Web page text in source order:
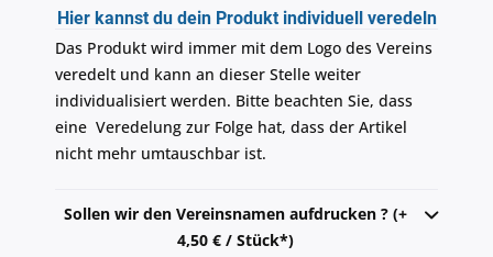
Hier kannst du dein Produkt individuell veredeln
Das Produkt wird immer mit dem Logo des Vereins
veredelt und kann an dieser Stelle weiter
individualisiert werden. Bitte beachten Sie, dass
eine Veredelung zur Folge hat, dass der Artikel
nicht mehr umtauschbar ist.
Sollen wir den Vereinsnamen aufdrucken ? (+
4,50 € / Stück*)